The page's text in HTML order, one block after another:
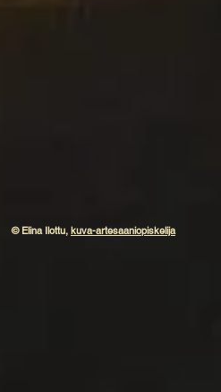
© Elina Ilottu, kuva-artesaaniopiskelija